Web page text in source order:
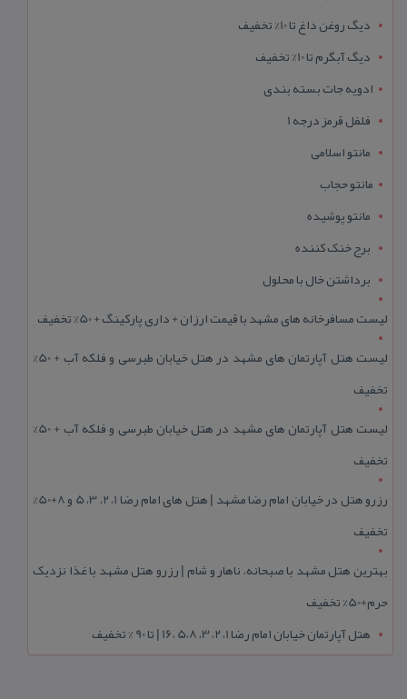
دیگ روغن داغ تا 10% تخفیف
دیگ آبگرم تا 10% تخفیف
ادویه جات بسته بندی
فلفل قرمز درجه 1
مانتو اسلامی
مانتو حجاب
مانتو پوشیده
برج خنک کننده
برداشتن خال با محلول
لیست مسافرخانه های مشهد با قیمت ارزان + داری پارکینگ + 50% تخفیف
لیست هتل آپارتمان های مشهد در هتل خیابان طبرسی و فلکه آب + 50%
تخفیف
لیست هتل آپارتمان های مشهد در هتل خیابان طبرسی و فلکه آب + 50%
تخفیف
رزرو هتل در خیابان امام رضا مشهد | هتل‌ های امام رضا 1، 2، 3، 5 و 8+50%
تخفیف
بهترین هتل مشهد با صبحانه، ناهار و شام | رزرو هتل مشهد با غذا نزدیک
حرم+50% تخفیف
هتل آپارتمان خیابان امام رضا 1، 2، 3، 5،8 ،16 | تا 90 % تخفیف